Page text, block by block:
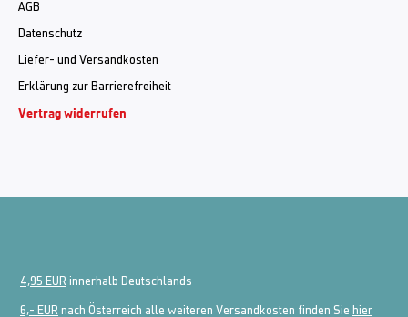
AGB
Datenschutz
Liefer- und Versandkosten
Erklärung zur Barrierefreiheit
Vertrag widerrufen
4,95 EUR innerhalb Deutschlands
6,- EUR nach Österreich alle weiteren Versandkosten finden Sie hier